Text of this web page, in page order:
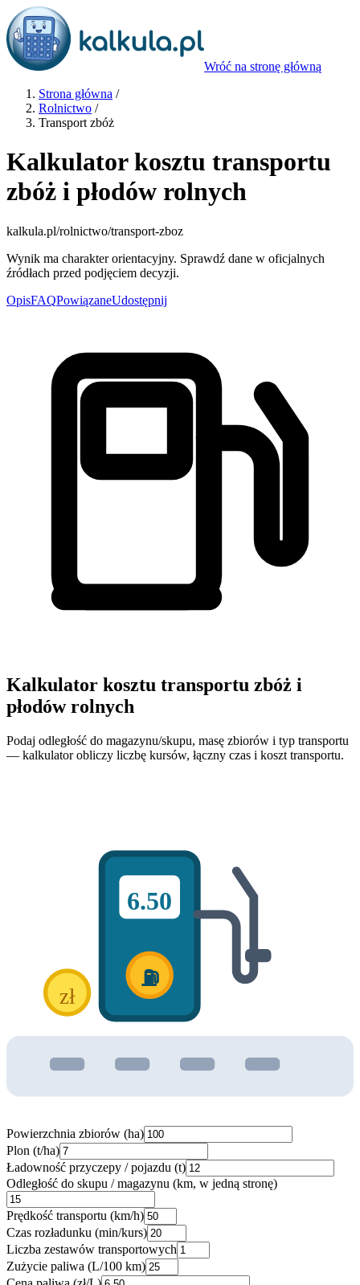
Wróć na stronę główną
Strona główna /
Rolnictwo /
Transport zbóż
Kalkulator kosztu transportu
zbóż i płodów rolnych
kalkula.pl/rolnictwo/transport-zboz
Wynik ma charakter orientacyjny. Sprawdź dane w oficjalnych
źródłach przed podjęciem decyzji.
OpisFAQPowiązaneUdostępnij
Kalkulator kosztu transportu zbóż i
płodów rolnych
Podaj odległość do magazynu/skupu, masę zbiorów i typ transportu
— kalkulator obliczy liczbę kursów, łączny czas i koszt transportu.
6.50
⛽
zł
Powierzchnia zbiorów (ha)
Plon (t/ha)
Ładowność przyczepy / pojazdu (t)
Odległość do skupu / magazynu (km, w jedną stronę)
Prędkość transportu (km/h)
Czas rozładunku (min/kurs)
Liczba zestawów transportowych
Zużycie paliwa (L/100 km)